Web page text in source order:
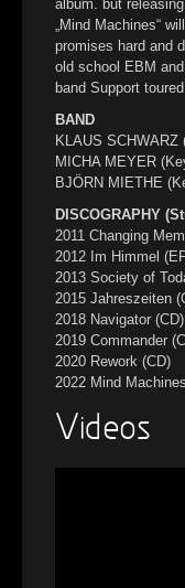
album. but
„Mind Machines“
promises hard and
old school EBM
band Support
BAND
KLAUS SCHWARZ
MICHA MEYER
BJÖRN MIETHE
DISCOGRAPHY
2011 Changing
2012 Im Himmel
2013 Society of
2015 Jahreszeiten
2018 Navigator (CD)
2019 Commander
2020 Rework (CD)
2022 Mind
Videos